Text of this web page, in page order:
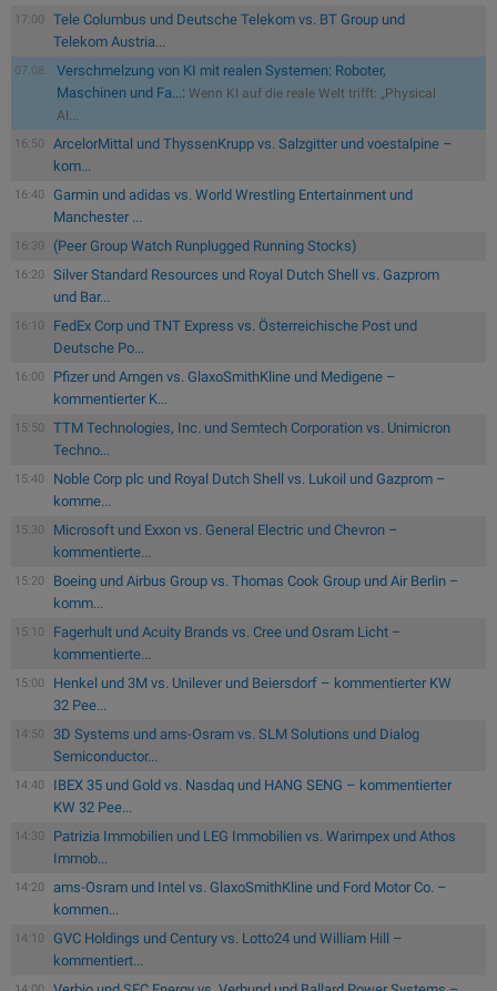
17:00
Tele Columbus und Deutsche Telekom vs. BT Group und
Telekom Austria...
07.08.
Verschmelzung von KI mit realen Systemen: Roboter,
Maschinen und Fa...: Wenn KI auf die reale Welt trifft: „Physical
AI...
16:50
ArcelorMittal und ThyssenKrupp vs. Salzgitter und voestalpine –
kom...
16:40
Garmin und adidas vs. World Wrestling Entertainment und
Manchester ...
16:30 (Peer Group Watch Runplugged Running Stocks)
16:20
Silver Standard Resources und Royal Dutch Shell vs. Gazprom
und Bar...
16:10
FedEx Corp und TNT Express vs. Österreichische Post und
Deutsche Po...
16:00
Pfizer und Amgen vs. GlaxoSmithKline und Medigene –
kommentierter K...
15:50
TTM Technologies, Inc. und Semtech Corporation vs. Unimicron
Techno...
15:40
Noble Corp plc und Royal Dutch Shell vs. Lukoil und Gazprom –
komme...
15:30
Microsoft und Exxon vs. General Electric und Chevron –
kommentierte...
15:20
Boeing und Airbus Group vs. Thomas Cook Group und Air Berlin –
komm...
15:10
Fagerhult und Acuity Brands vs. Cree und Osram Licht –
kommentierte...
15:00
Henkel und 3M vs. Unilever und Beiersdorf – kommentierter KW
32 Pee...
14:50
3D Systems und ams-Osram vs. SLM Solutions und Dialog
Semiconductor...
14:40
IBEX 35 und Gold vs. Nasdaq und HANG SENG – kommentierter
KW 32 Pee...
14:30
Patrizia Immobilien und LEG Immobilien vs. Warimpex und Athos
Immob...
14:20
ams-Osram und Intel vs. GlaxoSmithKline und Ford Motor Co. –
kommen...
14:10
GVC Holdings und Century vs. Lotto24 und William Hill –
kommentiert...